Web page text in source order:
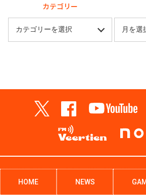
カテゴリー
HOME NEWS